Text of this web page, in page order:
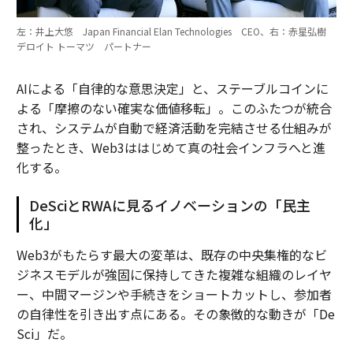
左：井上大悠 Japan Financial Elan Technologies CEO、右：赤星弘樹
デロイト トーマツ パートナー
AIによる「自律的な意思決定」と、ステーブルコインに
よる「摩擦のない確実な価値移転」。このふたつが統合
され、システムが自動で経済活動を完結させる仕組みが
整ったとき、Web3ははじめて真の社会インフラへと進
化する。
DeSciとRWAに見るイノベーションの「民主
化」
Web3がもたらす最大の変革は、既存の中央集権的なビ
ジネスモデルが強固に保持してきた複雑な組織のレイヤ
ー、中間マージンや手続きをショートカットし、参加者
の自律性を引き出す点にある。その象徴的な動きが「De
Sci」だ。